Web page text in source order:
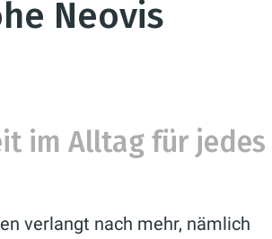
Neovis
im Alltag für jedes
verlangt nach mehr, nämlich